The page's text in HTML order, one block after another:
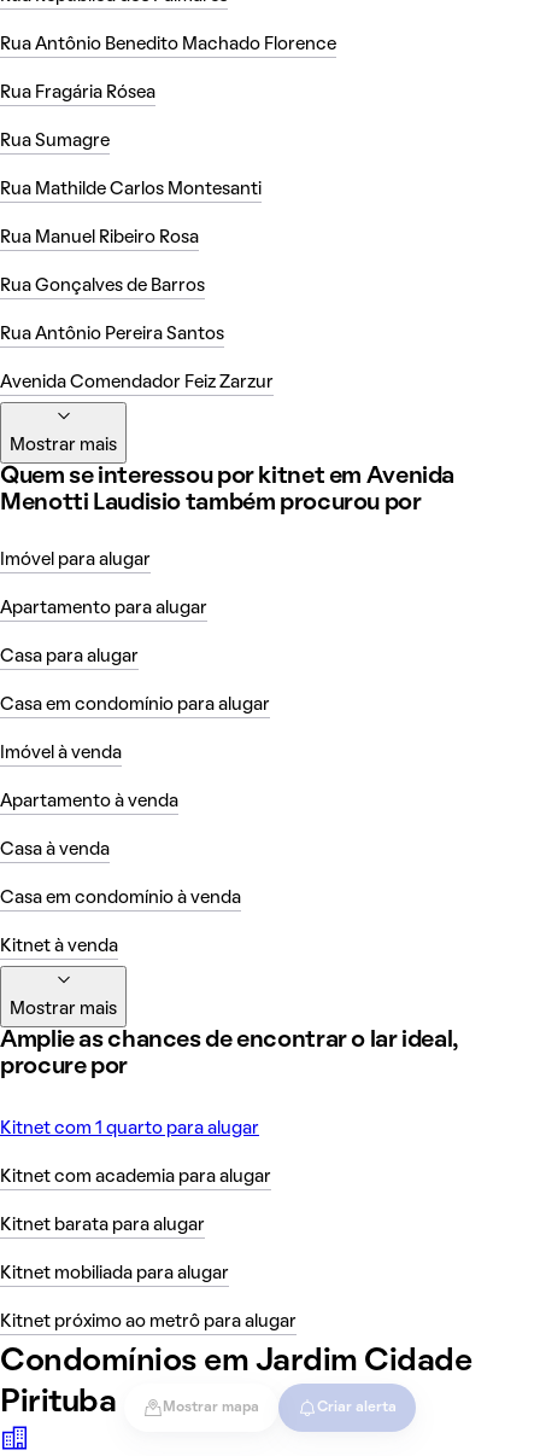
Mostrar mapa Criar alerta
Rua Antônio Benedito Machado Florence
Rua Fragária Rósea
Rua Sumagre
Rua Mathilde Carlos Montesanti
Rua Manuel Ribeiro Rosa
Rua Gonçalves de Barros
Rua Antônio Pereira Santos
Avenida Comendador Feiz Zarzur
Mostrar mais
Quem se interessou por kitnet em Avenida
Menotti Laudisio também procurou por
Imóvel para alugar
Apartamento para alugar
Casa para alugar
Casa em condomínio para alugar
Imóvel à venda
Apartamento à venda
Casa à venda
Casa em condomínio à venda
Kitnet à venda
Mostrar mais
Amplie as chances de encontrar o lar ideal,
procure por
Kitnet com 1 quarto para alugar
Kitnet com academia para alugar
Kitnet barata para alugar
Kitnet mobiliada para alugar
Kitnet próximo ao metrô para alugar
Condomínios em Jardim Cidade
Pirituba